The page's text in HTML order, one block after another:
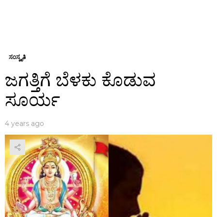
ಸಂಸ್ಕೃತಿ
ಜಗತ್ತಿಗೆ ಬೆಳಕು ಕೊಡುವ
ಸೂರ್ಯ
4 years ago